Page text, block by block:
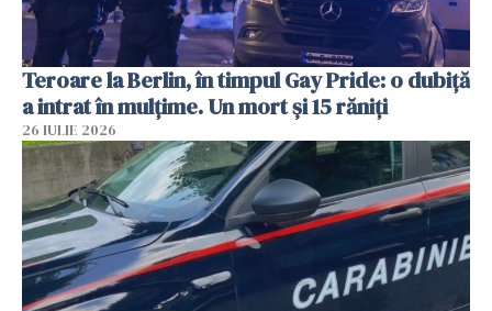
Teroare la Berlin, în timpul Gay Pride: o dubiță
a intrat în mulțime. Un mort și 15 răniți
26 IULIE 2026